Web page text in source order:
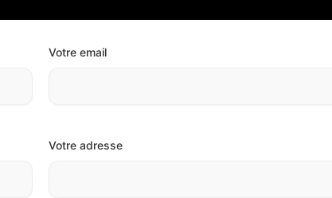
Votre email
Votre adresse